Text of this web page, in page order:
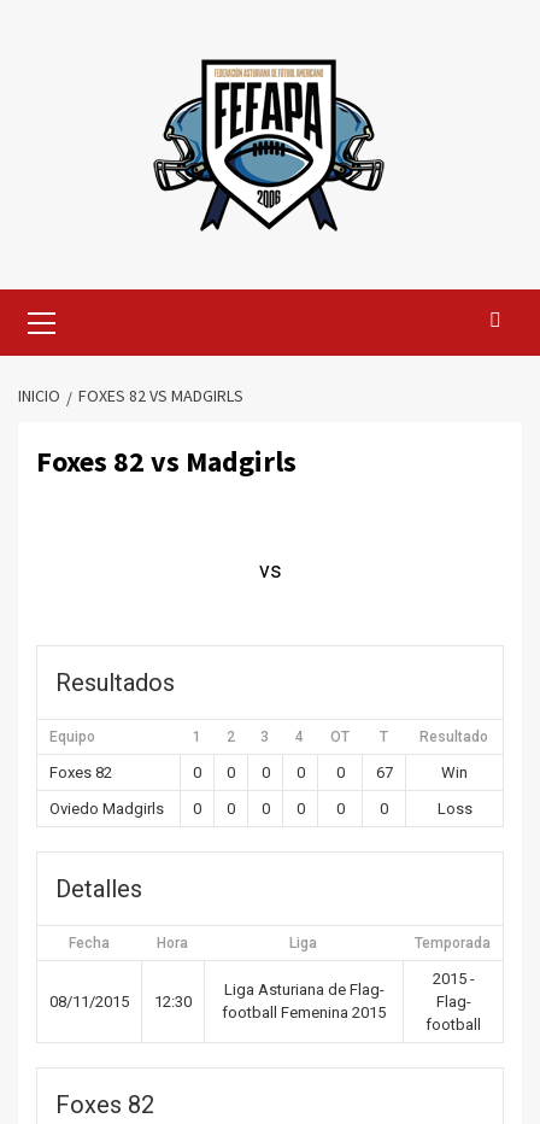
primario
INICIO FOXES 82 VS MADGIRLS
Foxes 82 vs Madgirls
vs
Resultados
Equipo 1 2 3 4 OT T Resultado
Foxes 82 0 0 0 0 0 67
Win
Oviedo Madgirls
0 0 0 0 0 0 Loss
Detalles
Fecha Hora Liga Temporada
08/11/2015 12:30
Liga Asturiana de Flag-
football Femenina 2015
2015 -
Flag-
football
Foxes 82